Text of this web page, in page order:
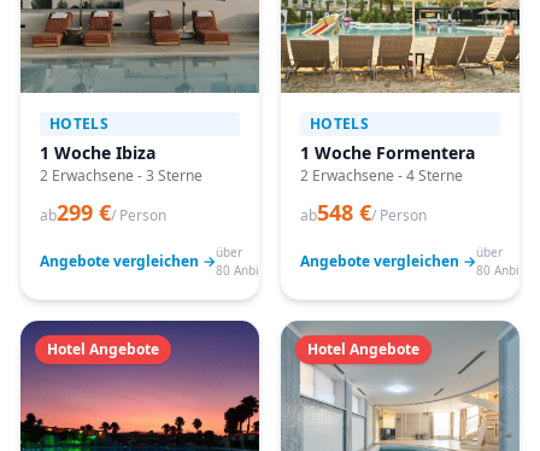
HOTELS
1 Woche Ibiza
2 Erwachsene - 3 Sterne
ab299 €/ Person
Angebote vergleichen →über
80 Anbieter
HOTELS
1 Woche Formentera
2 Erwachsene - 4 Sterne
ab548 €/ Person
Angebote vergleichen →über
80
Hotel Angebote Hotel Angebote